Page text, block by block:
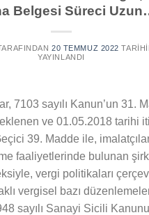
Belgesi Süreci
20 TEMMUZ 2022
YAYINLANDI
7103 sayılı Kanun’un 31.
ve 01.05.2018 tarihi
39. Madde ile,
faaliyetlerinde bulunan
vergi politikaları
vergisel bazı düzenlemeler
sayılı Sanayi Sicili